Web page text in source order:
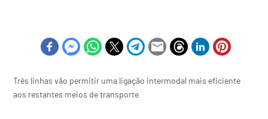
Três linhas vão permitir uma ligação intermodal mais eficiente
aos restantes meios de transporte